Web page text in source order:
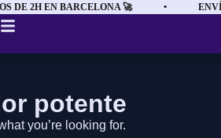
DE 2H EN BARCELONA 🚀 •
potente
you’re looking for.